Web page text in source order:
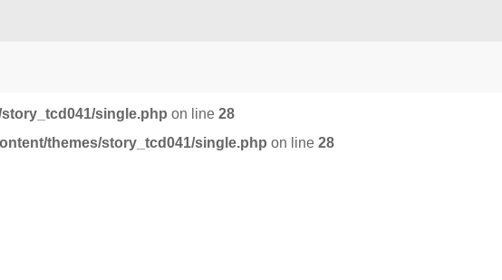
single.php on line 28
themes/story_tcd041/single.php on line 28